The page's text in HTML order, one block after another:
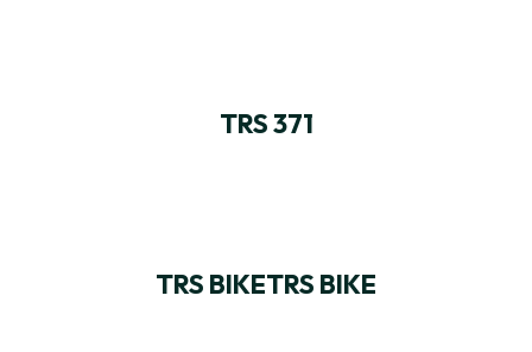
TRS 371
TRS BIKETRS BIKE